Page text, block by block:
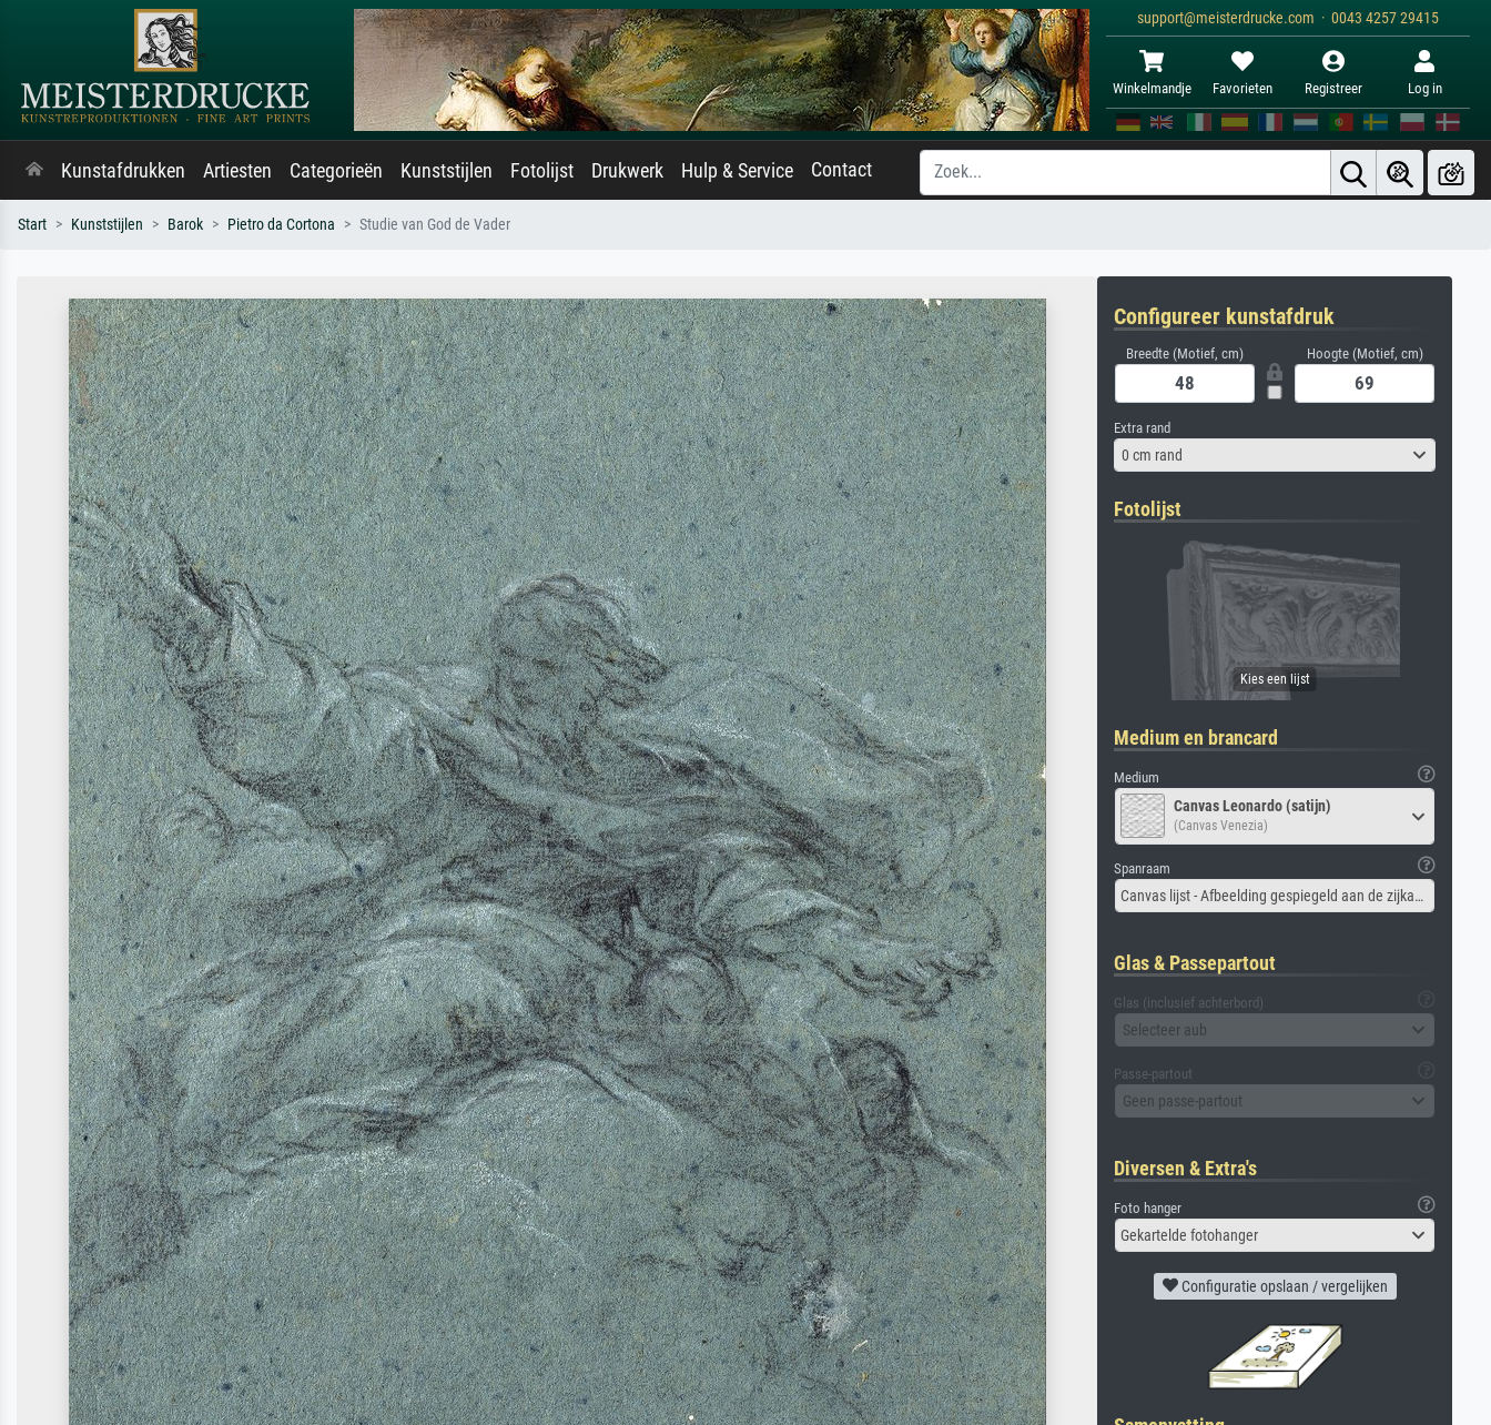
support@meisterdrucke.com · 0043 4257 29415
Winkelmandje Favorieten Registreer Log in
Kunstafdrukken Artiesten Categorieën Kunststijlen Fotolijst Drukwerk Hulp & Service Contact
Start Kunststijlen Barok Pietro da Cortona Studie van God de Vader
Configureer kunstafdruk
Breedte (Motief, cm) Hoogte (Motief, cm)
Extra rand
0 cm rand
Fotolijst
Medium en brancard
Medium
Canvas Leonardo (satijn)
(Canvas Venezia)
Spanraam
Canvas lijst - Afbeelding gespiegeld aan de zijkant
Glas & Passepartout
Glas (inclusief achterbord)
Selecteer aub
Passe-partout
Geen passe-partout
Diversen & Extra's
Foto hanger
Gekartelde fotohanger
Configuratie opslaan / vergelijken